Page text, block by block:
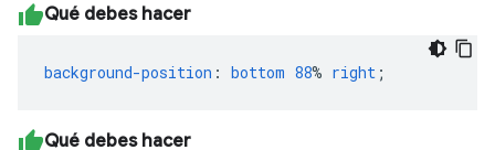
Qué debes hacer
background-position : bottom 88% right ;
Qué debes hacer